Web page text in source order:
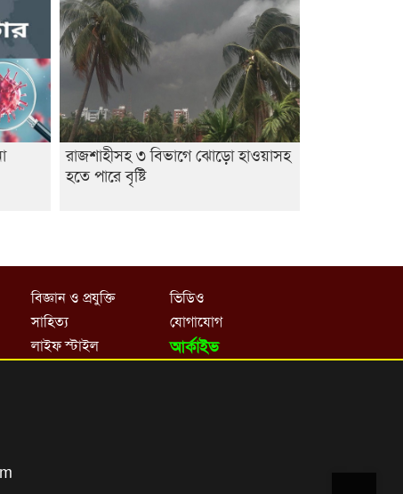
রাজশাহীসহ ৩ বিভাগে ঝোড়ো হাওয়াসহ
হতে পারে বৃষ্টি
বিজ্ঞান ও প্রযুক্তি
সাহিত্য
লাইফ স্টাইল
ভিডিও
যোগাযোগ
আর্কাইভ